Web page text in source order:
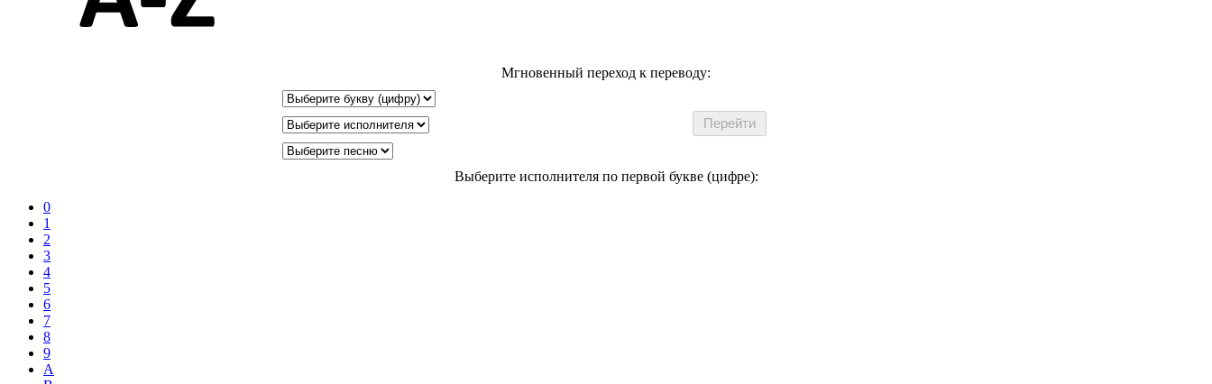
Мгновенный переход к переводу:
Выберите исполнителя по первой букве (цифре):
0
1
2
3
4
5
6
7
8
9
A